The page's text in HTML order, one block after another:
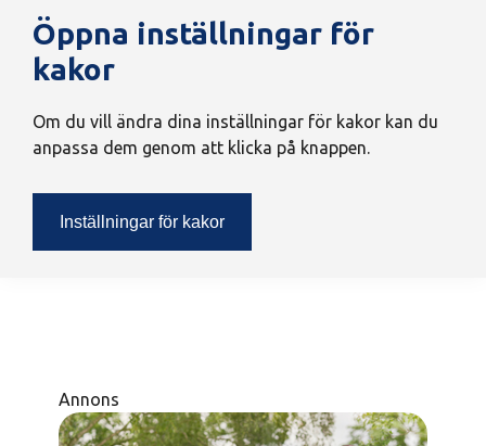
Öppna inställningar för
kakor
Om du vill ändra dina inställningar för kakor kan du
anpassa dem genom att klicka på knappen.
Inställningar för kakor
Annons